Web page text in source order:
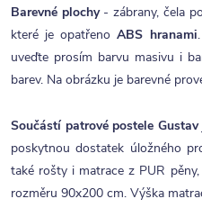
Barevné plochy- zábrany, čela
které je opatřenoABS hranami
uveďte prosím barvu masivu i
barev. Na obrázku je barevné
Součástí patrové postele Gustav
poskytnou dostatek úložného
také rošty i matrace z PUR
rozměru 90x200 cm. Výška